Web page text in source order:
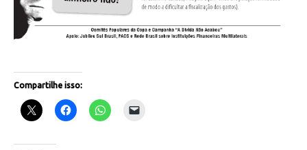
Compartilhe isso: